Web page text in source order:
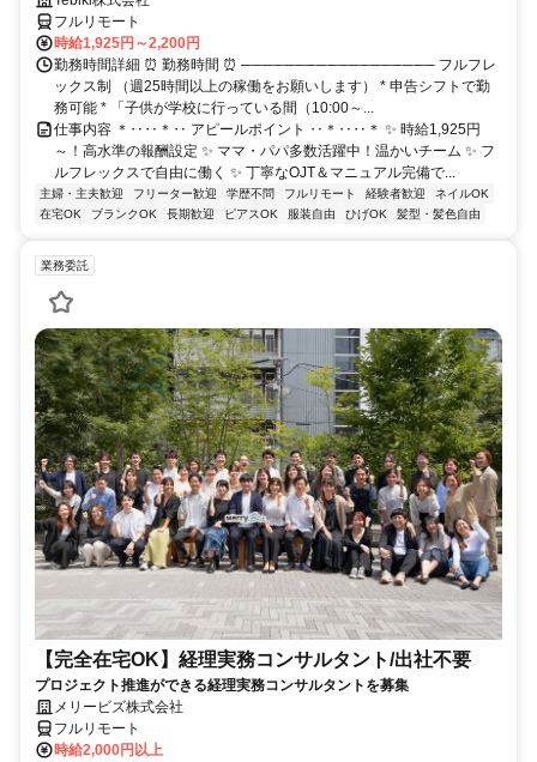
フルリモート
時給1,925円～2,200円
勤務時間詳細 ⏰ 勤務時間 ⏰ ────────────────── フルフレ
ックス制 （週25時間以上の稼働をお願いします） * 申告シフトで勤
務可能 * 「子供が学校に行っている間（10:00～...
仕事内容 ＊‥‥＊‥ アピールポイント ‥＊‥‥＊ ✨ 時給1,925円
～！高水準の報酬設定 ✨ ママ・パパ多数活躍中！温かいチーム ✨ フ
ルフレックスで自由に働く ✨ 丁寧なOJT＆マニュアル完備で...
主婦・主夫歓迎 フリーター歓迎 学歴不問 フルリモート 経験者歓迎
ネイルOK
在宅OK
ブランクOK 長期歓迎 ピアスOK 服装自由 ひげOK 髪型・髪色自由
業務委託
【完全在宅OK】経理実務コンサルタント/出社不要
プロジェクト推進ができる経理実務コンサルタントを募集
メリービズ株式会社
フルリモート
時給2,000円以上